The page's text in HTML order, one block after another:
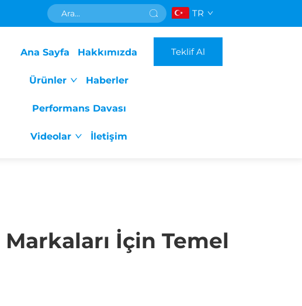
TR
Ana Sayfa Hakkımızda
Ürünler Haberler
Performans Davası
Videolar İletişim
Teklif Al
İçin Temel